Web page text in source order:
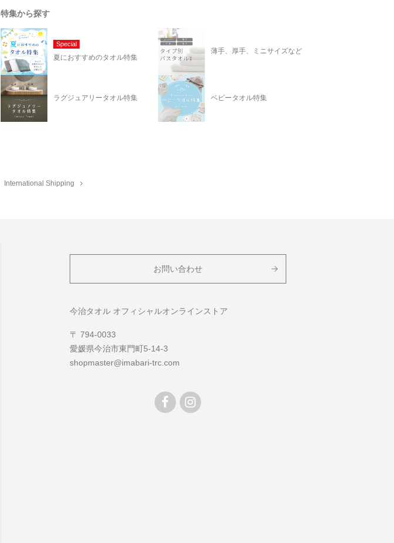
特集から探す
Special
夏におすすめのタオル特集
薄手、厚手、ミニサイズなど
ラグジュアリータオル特集 ベビータオル特集
International Shipping
お問い合わせ
今治タオル オフィシャルオンラインストア
〒 794-0033
愛媛県今治市東門町5-14-3
shopmaster@imabari-trc.com